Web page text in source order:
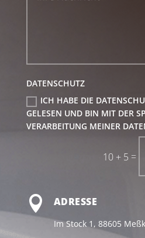
DATENSCHUTZ
ICH HABE DIE
GELESEN UND BIN MIT DER
VERARBEITUNG MEINER
10 + 5 =
 ADRESSE
Im Stock 1, 88605